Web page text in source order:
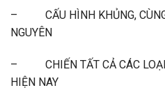
– CẤU HÌNH KHỦNG, CÙNG
NGUYÊN
– CHIẾN TẤT CẢ CÁC LOẠI
HIỆN NAY